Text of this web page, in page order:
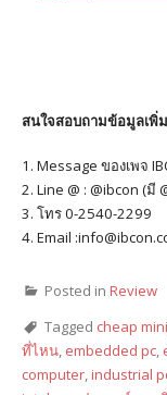
สนใจสอบถามข้อมูลเพิ่
1. Message ของเพจ
2. Line @ : @ibcon (มี
3. โทร 0-2540-2299
4. Email
Posted in Review
Tagged cheap
ที่ไหน, embedded pc,
computer,industrial